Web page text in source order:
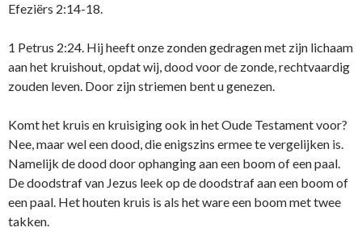
Efeziërs 2:14-18.
1 Petrus 2:24. Hij heeft onze zonden gedragen met zijn lichaam
aan het kruishout, opdat wij, dood voor de zonde, rechtvaardig
zouden leven. Door zijn striemen bent u genezen.
Komt het kruis en kruisiging ook in het Oude Testament voor?
Nee, maar wel een dood, die enigszins ermee te vergelijken is.
Namelijk de dood door ophanging aan een boom of een paal.
De doodstraf van Jezus leek op de doodstraf aan een boom of
een paal. Het houten kruis is als het ware een boom met twee
takken.